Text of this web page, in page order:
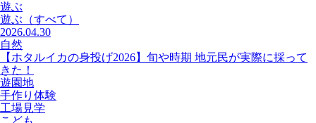
遊ぶ
遊ぶ （すべて）
2026.04.30
自然
【ホタルイカの身投げ2026】旬や時期 地元民が実際に採って
きた！
遊園地
手作り体験
工場見学
こども